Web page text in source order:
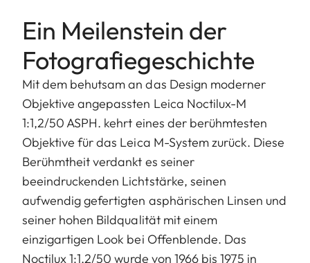
Ein Meilenstein der
Fotografiegeschichte
Mit dem behutsam an das Design moderner
Objektive angepassten Leica Noctilux-M
1:1,2/50 ASPH. kehrt eines der berühmtesten
Objektive für das Leica M-System zurück. Diese
Berühmtheit verdankt es seiner
beeindruckenden Lichtstärke, seinen
aufwendig gefertigten asphärischen Linsen und
seiner hohen Bildqualität mit einem
einzigartigen Look bei Offenblende. Das
Noctilux 1:1,2/50 wurde von 1966 bis 1975 in